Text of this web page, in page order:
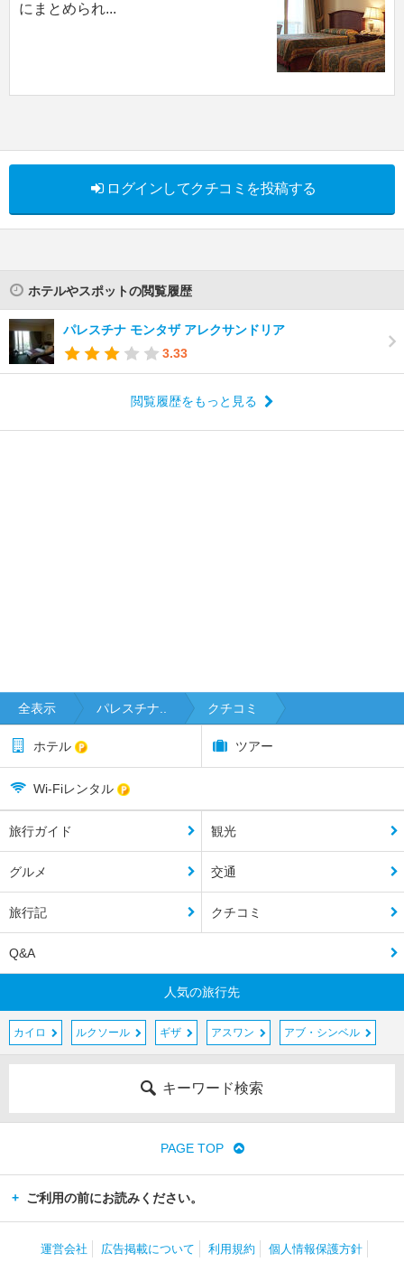
にまとめられ...
ログインしてクチコミを投稿する
ホテルやスポットの閲覧履歴
パレスチナ モンタザ アレクサンドリア
3.33
閲覧履歴をもっと見る
全表示 パレスチナ.. クチコミ
ホテル ツアー
Wi-Fiレンタル
旅行ガイド 観光
グルメ 交通
旅行記 クチコミ
Q&A
人気の旅行先
カイロ ルクソール ギザ アスワン アブ・シンベル
キーワード検索
PAGE TOP
ご利用の前にお読みください。
運営会社 広告掲載について 利用規約 個人情報保護方針